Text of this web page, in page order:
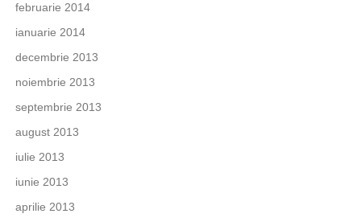
februarie 2014
ianuarie 2014
decembrie 2013
noiembrie 2013
septembrie 2013
august 2013
iulie 2013
iunie 2013
aprilie 2013